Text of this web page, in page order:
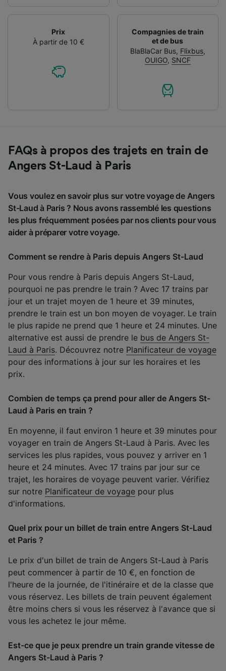
Prix
À partir de 10 €
Compagnies de train
et de bus
BlaBlaCar Bus, Flixbus,
OUIGO, SNCF
FAQs à propos des trajets en train de
Angers St-Laud à Paris
Vous voulez en savoir plus sur votre voyage de Angers
St-Laud à Paris ? Nous avons rassemblé les questions
les plus fréquemment posées par nos clients pour vous
aider à préparer votre voyage.
Comment se rendre à Paris depuis Angers St-Laud
Pour vous rendre à Paris depuis Angers St-Laud,
pourquoi ne pas prendre le train ? Avec 17 trains par
jour et un trajet moyen de 1 heure et 39 minutes,
prendre le train est un bon moyen de voyager. Le train
le plus rapide ne prend que 1 heure et 24 minutes. Une
alternative est aussi de prendre le bus de Angers St-
Laud à Paris. Découvrez notre Planificateur de voyage
pour des informations à jour sur les horaires et les
prix.
Combien de temps ça prend pour aller de Angers St-
Laud à Paris en train ?
En moyenne, il faut environ 1 heure et 39 minutes pour
voyager en train de Angers St-Laud à Paris. Avec les
services les plus rapides, vous pouvez y arriver en 1
heure et 24 minutes. Avec 17 trains par jour sur ce
trajet, les horaires de voyage peuvent varier. Vérifiez
sur notre Planificateur de voyage pour plus
d'informations.
Quel prix pour un billet de train entre Angers St-Laud
et Paris ?
Le prix d'un billet de train de Angers St-Laud à Paris
peut commencer à partir de 10 €, en fonction de
l'heure de la journée, de l'itinéraire et de la classe que
vous réservez. Les billets de train peuvent également
être moins chers si vous les réservez à l'avance que si
vous les achetez le jour même.
Est-ce que je peux prendre un train grande vitesse de
Angers St-Laud à Paris ?